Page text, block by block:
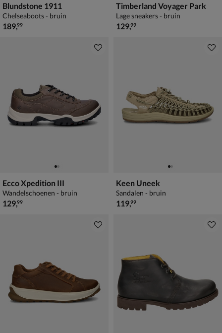
Blundstone 1911
Chelseaboots - bruin
€ 189,99
189,99
Timberland Voyager Park
Lage sneakers - bruin
€ 129,99
129,99
Ecco Xpedition III
Wandelschoenen - bruin
€ 129,99
129,99
Keen Uneek
Sandalen - bruin
€ 119,99
119,99